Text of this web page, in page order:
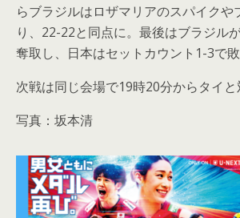
らブラジルはロザマリアのスパイクや
り、22-22と同点に。最後はブラジル
奪取し、日本はセットカウント1-3で敗
次戦は同じ会場で19時20分からタイと
写真：坂本清